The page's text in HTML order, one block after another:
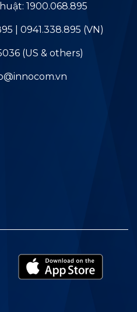
1900.068.895
| 0941.338.895 (VN)
(US & others)